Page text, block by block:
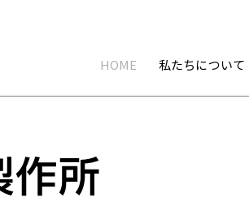
HOME 私たちについて